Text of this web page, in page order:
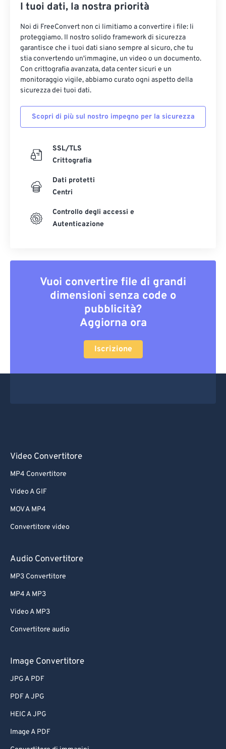
I tuoi dati, la nostra priorità
Noi di FreeConvert non ci limitiamo a convertire i file: li
proteggiamo. Il nostro solido framework di sicurezza
garantisce che i tuoi dati siano sempre al sicuro, che tu
stia convertendo un'immagine, un video o un documento.
Con crittografia avanzata, data center sicuri e un
monitoraggio vigile, abbiamo curato ogni aspetto della
sicurezza dei tuoi dati.
Scopri di più sul nostro impegno per la sicurezza
SSL/TLS
Crittografia
Dati protetti
Centri
Controllo degli accessi e
Autenticazione
Vuoi convertire file di grandi
dimensioni senza code o
pubblicità?
Aggiorna ora
Iscrizione
Video Convertitore
MP4 Convertitore
Video A GIF
MOV A MP4
Convertitore video
Audio Convertitore
MP3 Convertitore
MP4 A MP3
Video A MP3
Convertitore audio
Image Convertitore
JPG A PDF
PDF A JPG
HEIC A JPG
Image A PDF